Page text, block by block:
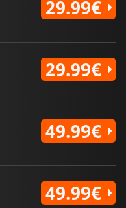
29.99€
29.99€
49.99€
49.99€